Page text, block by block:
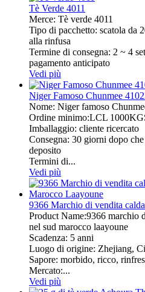
Tè Verde 4011
Merce: Tè verde 4011
Tipo di pacchetto: scatola da
alla rinfusa
Termine di consegna: 2 ~ 4
pagamento anticipato
Vedi più
Niger Famoso Chunmee
Nome: Niger famoso
Ordine minimo:LCL
Imballaggio: cliente ricercato
Consegna: 30 giorni dopo
deposito
Termini di...
Vedi più
9366 Marchio di vendita
Product Name:9366 marchio
nel sud marocco laayoune
Scadenza: 5 anni
Luogo di origine: Zhejiang,
Sapore: morbido, ricco,
Mercato:...
Vedi più